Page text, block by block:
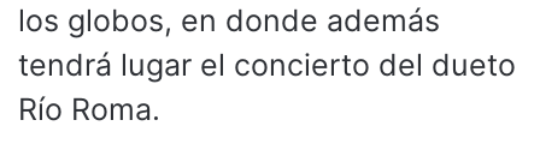
los globos, en donde además
tendrá lugar el concierto del dueto
Río Roma.